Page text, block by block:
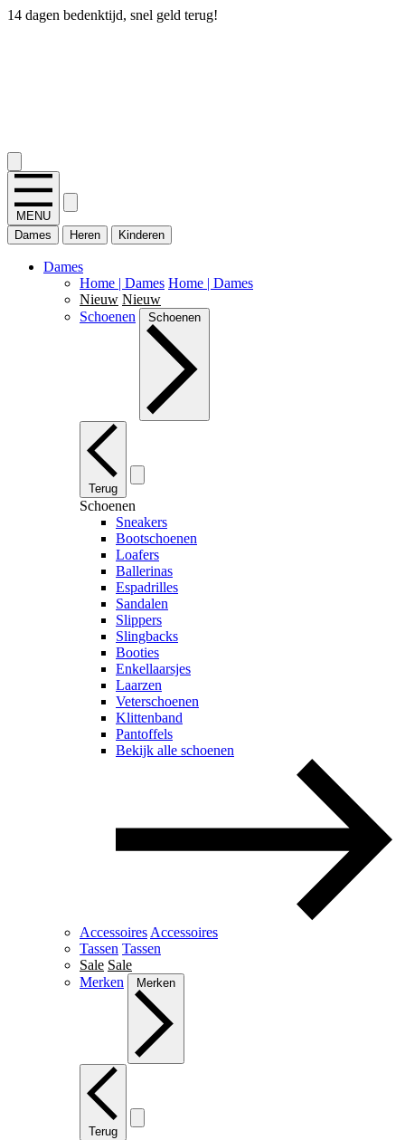
14 dagen bedenktijd, snel geld terug!
MENU
Dames
Heren Kinderen
Dames
Home | Dames Home | Dames
Nieuw Nieuw
Schoenen
Schoenen
Terug
Schoenen
Sneakers
Bootschoenen
Loafers
Ballerinas
Espadrilles
Sandalen
Slippers
Slingbacks
Booties
Enkellaarsjes
Laarzen
Veterschoenen
Klittenband
Pantoffels
Bekijk alle schoenen
Accessoires Accessoires
Tassen Tassen
Sale Sale
Merken
Merken
Terug